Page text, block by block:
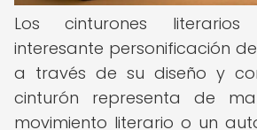
Los cinturones
interesante personificación
a través de su diseño y
cinturón representa de
movimiento literario o un